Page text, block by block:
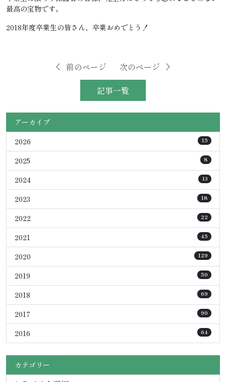
最高の宝物です。
2018年度卒業生の皆さん、卒業おめでとう！
前のページ
記事一覧
次のページ
アーカイブ
2026
15
2025 8
2024 13
2023 18
2022 22
2021 45
2020 129
2019 50
2018 69
2017 90
2016 64
カテゴリー